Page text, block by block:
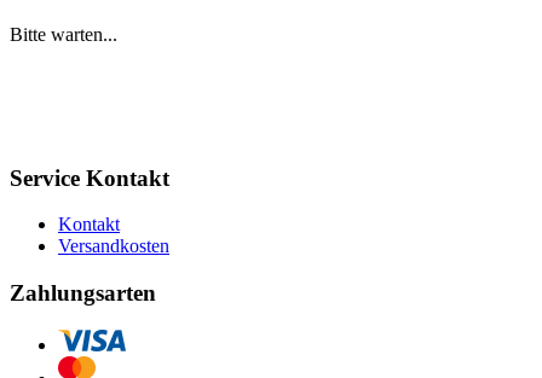
Bitte warten...
Service Kontakt
Kontakt
Versandkosten
Zahlungsarten